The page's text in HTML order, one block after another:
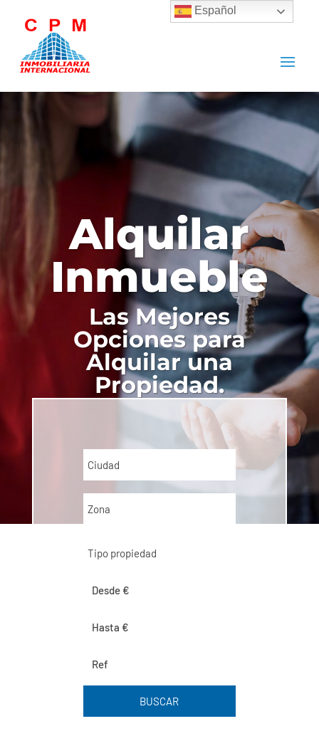
Alquilar
Inmueble
Las Mejores
Opciones para
Alquilar una
Propiedad.
Ciudad
Zona
Tipo propiedad
BUSCAR
Español